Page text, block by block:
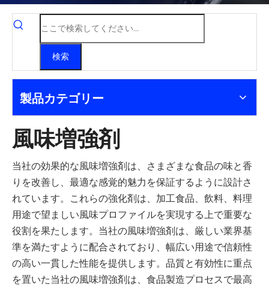
検索
製品カテゴリー
風味増強剤
当社の効果的な風味増強剤は、さまざまな食品の味と香
りを改善し、最適な感覚的魅力を保証するように設計さ
れています。これらの強化剤は、加工食品、飲料、料理
用途で望ましい風味プロファイルを実現する上で重要な
役割を果たします。当社の風味増強剤は、厳しい業界基
準を満たすように配合されており、幅広い用途で信頼性
の高い一貫した性能を提供します。品質と有効性に重点
を置いた当社の風味増強剤は、食品製造プロセスで最高